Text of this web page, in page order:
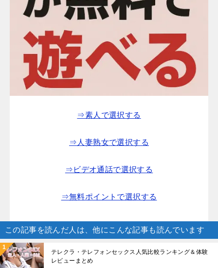
⇒素人で選択する
⇒人妻熟女で選択する
⇒ビデオ通話で選択する
⇒無料ポイントで選択する
この記事を読んだ人は、他にこんな記事も読んでいます
テレクラ・テレフォンセックス人気比較ランキング＆体験
レビューまとめ